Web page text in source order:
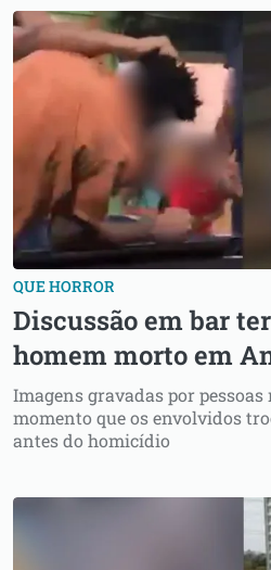
QUE HORROR
Discussão em bar
homem morto em
Imagens gravadas por
momento que os envolvidos
antes do homicídio